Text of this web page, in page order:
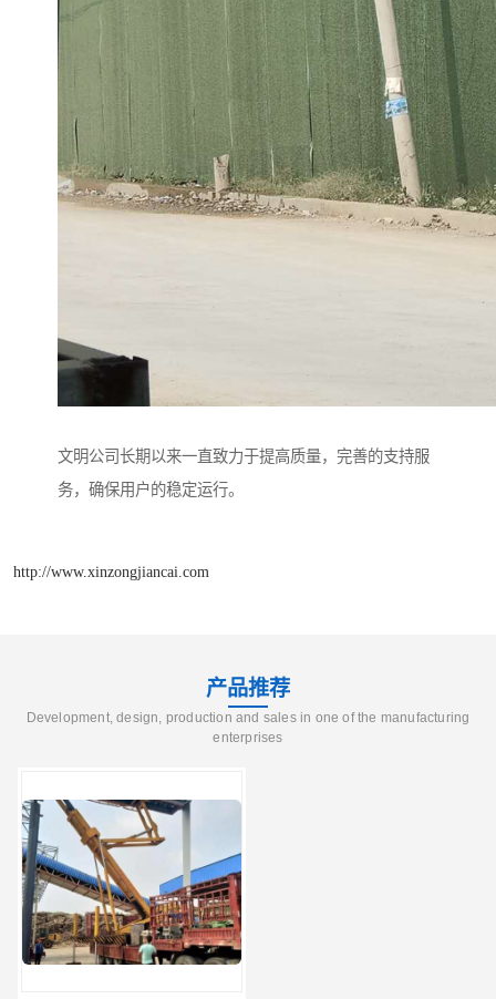
文明公司长期以来一直致力于提高质量，完善的支持服
务，确保用户的稳定运行。
http://www.xinzongjiancai.com
产品推荐
Development, design, production and sales in one of the manufacturing
enterprises